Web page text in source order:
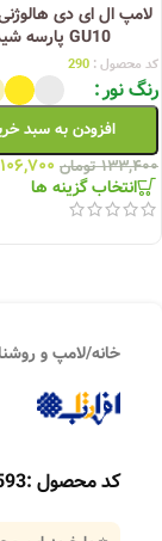
GU10 پارسه شید
کد محصول : 290
رنگ نور
افزودن به سبد
۱۳۳,۴۰۰ تومان ۱۰۶,۷۰۰
انتخاب گزینه ها
خانه/لامپ و
کد محصول :